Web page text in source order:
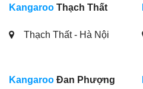
Kangaroo Thạch Thất
Thạch Thất - Hà Nội
Kangaroo Đan Phượng